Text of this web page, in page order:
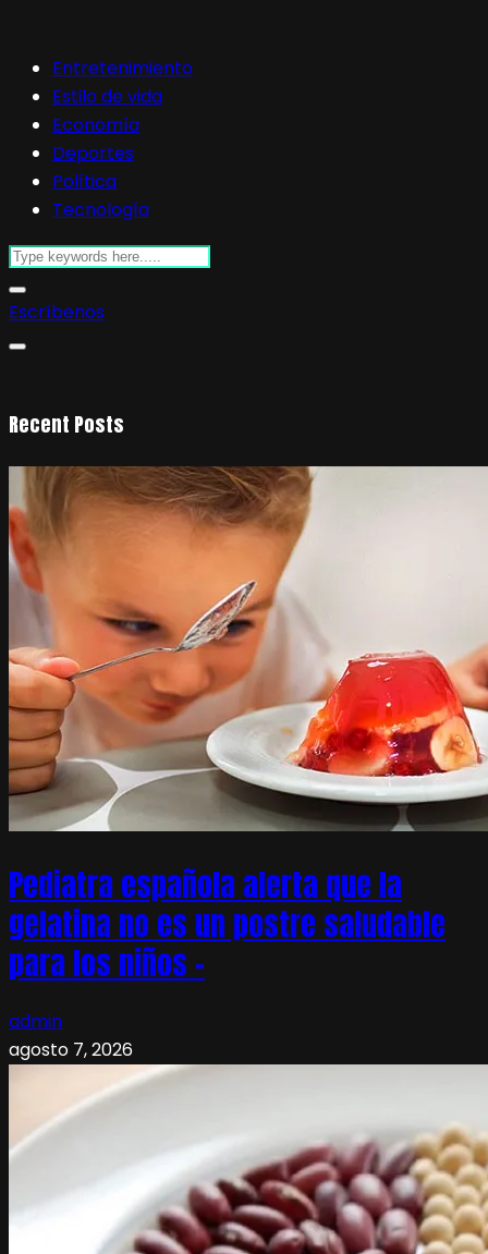
Entretenimiento
Estilo de vida
Economía
Deportes
Política
Tecnología
Escríbenos
Recent Posts
Pediatra española alerta que la
gelatina no es un postre saludable
para los niños –
admin
agosto 7, 2026